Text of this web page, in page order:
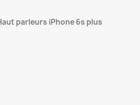
parleurs iPhone 6s plus